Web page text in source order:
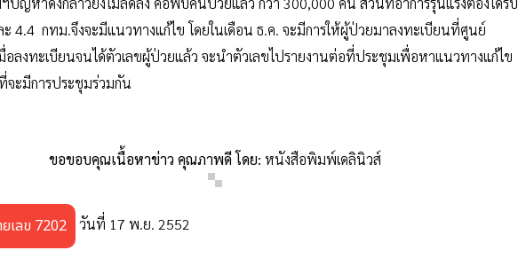
ะ 4.4 กทม.จึงจะมีแนวทางแก้ไข โดยในเดือน ธ.ค. จะมีการให้ผู้ป่วยมาลงทะเบียนที่ศูนย์
ลงทะเบียนจนได้ตัวเลขผู้ป่วยแล้ว จะนำตัวเลขไปรายงานต่อที่ประชุมเพื่อหาแนวทางแก้ไข
ะมีการประชุมร่วมกัน
ขอขอบคุณเนื้อหาข่าว คุณภาพดี โดย: หนังสือพิมพ์เดลินิวส์
เลข 7202 วันที่ 17 พ.ย. 2552